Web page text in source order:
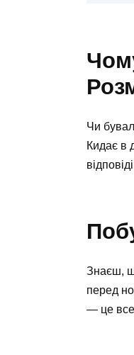
Чи
Кидає в
Знаєш,
перед
— це все